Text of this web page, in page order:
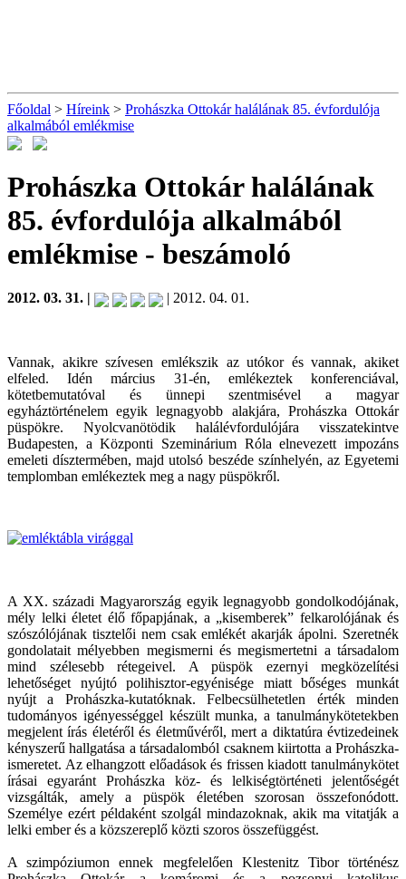
Főoldal > Híreink > Prohászka Ottokár halálának 85. évfordulója
alkalmából emlékmise
Prohászka Ottokár halálának
85. évfordulója alkalmából
emlékmise - beszámoló
2012. 03. 31. | | 2012. 04. 01.
Vannak, akikre szívesen emlékszik az utókor és vannak, akiket
elfeled. Idén március 31-én, emlékeztek konferenciával,
kötetbemutatóval és ünnepi szentmisével a magyar
egyháztörténelem egyik legnagyobb alakjára, Prohászka Ottokár
püspökre. Nyolcvanötödik halálévfordulójára visszatekintve
Budapesten, a Központi Szeminárium Róla elnevezett impozáns
emeleti dísztermében, majd utolsó beszéde színhelyén, az Egyetemi
templomban emlékeztek meg a nagy püspökről.
A XX. századi Magyarország egyik legnagyobb gondolkodójának,
mély lelki életet élő főpapjának, a „kisemberek” felkarolójának és
szószólójának tisztelői nem csak emlékét akarják ápolni. Szeretnék
gondolatait mélyebben megismerni és megismertetni a társadalom
mind szélesebb rétegeivel. A püspök ezernyi megközelítési
lehetőséget nyújtó polihisztor-egyénisége miatt bőséges munkát
nyújt a Prohászka-kutatóknak. Felbecsülhetetlen érték minden
tudományos igényességgel készült munka, a tanulmánykötetekben
megjelent írás életéről és életművéről, mert a diktatúra évtizedeinek
kényszerű hallgatása a társadalomból csaknem kiirtotta a Prohászka-
ismeretet. Az elhangzott előadások és frissen kiadott tanulmánykötet
írásai egyaránt Prohászka köz- és lelkiségtörténeti jelentőségét
vizsgálták, amely a püspök életében szorosan összefonódott.
Személye ezért példaként szolgál mindazoknak, akik ma vitatják a
lelki ember és a közszereplő közti szoros összefüggést.
A szimpóziumon ennek megfelelően Klestenitz Tibor történész